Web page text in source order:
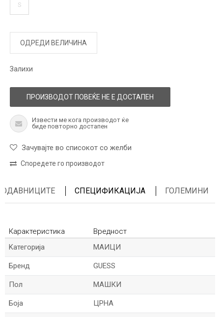
S
ОДРЕДИ ВЕЛИЧИНА
Залихи
ПРОИЗВОДОТ ПОВЕЌЕ НЕ Е ДОСТАПЕН
Извести ме кога производот ќе
биде повторно достапен
Зачувајте во списокот со желби
Споредете го производот
СПЕЦИФИКАЦИЈА ГОЛЕМИНИ
Карактеристика
Вредност
Kатегорија
МАИЦИ
Бренд GUESS
Пол МАШКИ
Боја ЦРНА